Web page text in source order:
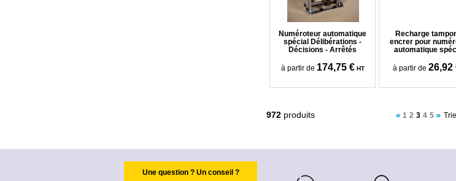
Numéroteur automatique
spécial Délibérations -
Décisions - Arrêtés
à partir de 174,75 € HT
Recharge
encrer pour
automatique
à partir de 26,92
972 produits 1 2 3 4 5
Une question ? Un conseil ?